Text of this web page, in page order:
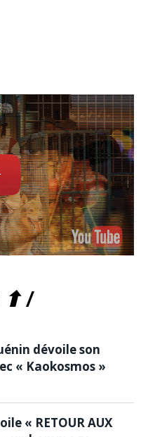
⬆ /
dévoile son
« Kaokosmos »
« RETOUR AUX